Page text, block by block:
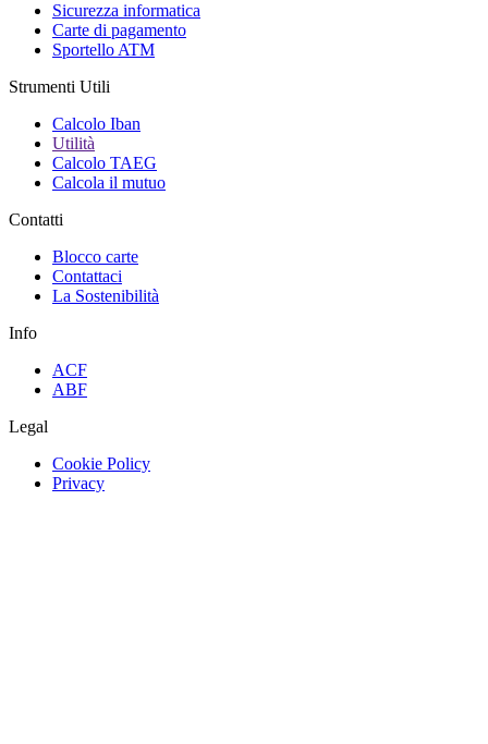
Sicurezza informatica
Carte di pagamento
Sportello ATM
Strumenti Utili
Calcolo Iban
Utilità
Calcolo TAEG
Calcola il mutuo
Contatti
Blocco carte
Contattaci
La Sostenibilità
Info
ACF
ABF
Legal
Cookie Policy
Privacy